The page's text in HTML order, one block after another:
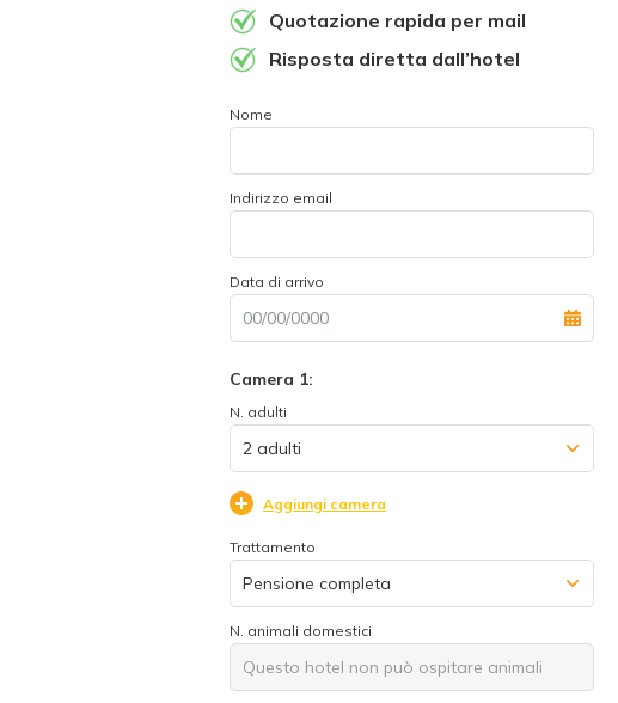
Quotazione rapida per mail
Risposta diretta dall’hotel
Nome
Indirizzo email
Data di arrivo
Camera 1:
N. adulti
Aggiungi camera
Trattamento
N. animali domestici
Questo hotel non può ospitare animali